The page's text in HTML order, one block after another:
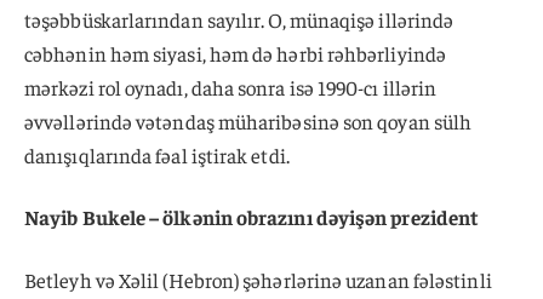
təşəbbüskarlarından sayılır. O, münaqişə illərində
cəbhənin həm siyasi, həm də hərbi rəhbərliyində
mərkəzi rol oynadı, daha sonra isə 1990-cı illərin
əvvəllərində vətəndaş müharibəsinə son qoyan sülh
danışıqlarında fəal iştirak etdi.
Nayib Bukele – ölkənin obrazını dəyişən prezident
Betleyh və Xəlil (Hebron) şəhərlərinə uzanan fələstinli